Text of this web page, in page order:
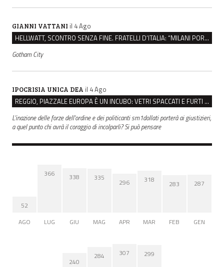
GIANNI VATTANI il 4 Ago
HELLWATT, SCONTRO SENZA FINE. FRATELLI D’ITALIA: “MILANI PORTA DOCUMENTI, DE FRANCO INSULTI”
Gotham City
IPOCRISIA UNICA DEA il 4 Ago
REGGIO, PIAZZALE EUROPA È UN INCUBO: VETRI SPACCATI E FURTI SULLE AUTO IN SOSTA
L'inazione delle forze dell'ordine e dei politicanti sm1dollati porterà ai giustizieri,
a quel punto chi avrà il coraggio di incolparli? Si può pensare
52
AGO
366
LUG
338
GIU
335
MAG
296
APR
318
MAR
283
FEB
287
GEN
240
284 307 299